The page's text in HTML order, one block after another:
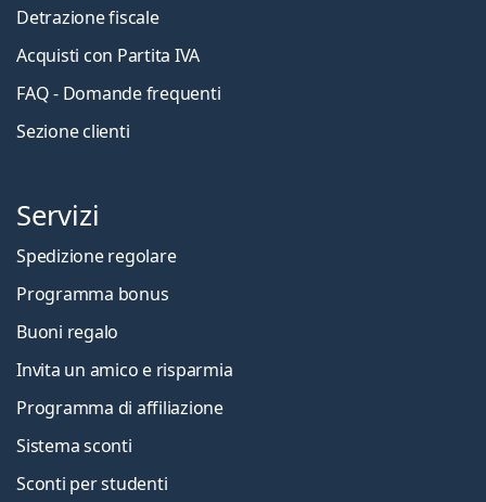
Detrazione fiscale
Acquisti con Partita IVA
FAQ - Domande frequenti
Sezione clienti
Servizi
Spedizione regolare
Programma bonus
Buoni regalo
Invita un amico e risparmia
Programma di affiliazione
Sistema sconti
Sconti per studenti